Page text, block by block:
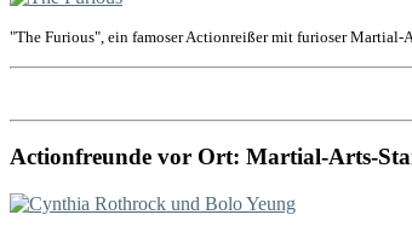
"The Furious", ein famoser Actionreißer mit furioser
Actionfreunde vor Ort: Martial-Arts-